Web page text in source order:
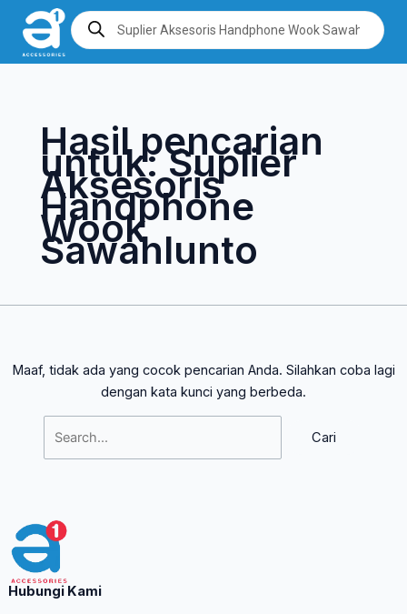
Lewati
konten
Products
search
Hasil pencarian
untuk:Suplier
Aksesoris
Handphone
Wook
Sawahlunto
Maaf, tidak ada yang cocok pencarian Anda. Silahkan coba lagi
dengan kata kunci yang berbeda.
Cari
untuk:
Hubungi Kami